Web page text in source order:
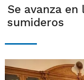
Se avanza
sumideros